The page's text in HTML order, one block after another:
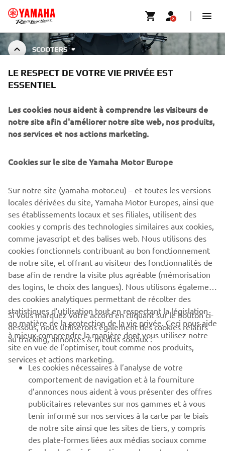
SCOOTERS
PLUS YAMAHA
SUPPORT
NEWSLETTER
Découvrez en exclusivité les dernières offres, les événements
spéciaux, les nouveautés et bien plus encore
S'ABONNER
Lisez notre politique de confidentialité pour savoir comment
nous traitons vos données personnelles :Politique de
Confidentialité
Belgium (French)
LE RESPECT DE VOTRE VIE PRIVÉE EST
ESSENTIEL
Les cookies nous aident à comprendre les visiteurs de
notre site afin d'améliorer notre site web, nos produits,
nos services et nos actions marketing.
Cookies sur le site de Yamaha Motor Europe
Sur notre site (yamaha-motor.eu) – et toutes les versions
locales dérivées du site, Yamaha Motor Europes, ainsi que
ses établissements locaux et ses filiales, utilisent des
cookies y compris des technologies similaires aux cookies,
comme javascript et des balises web. Nous utilisons des
cookies fonctionnels contribuant au bon fonctionnement
de notre site, et offrant au visiteur des fonctionnalités de
base afin de rendre la visite plus agréable (mémorisation
des logins, le choix des langues). Nous utilisons également
des cookies analytiques permettant de récolter des
statistiques d’utilisation tout en respectant la législation
en matière de la protection de la vie privée. Ceci nous aide
à mieux comprendre la manière dont vous utilisez notre
site en vue de l’optimiser, tout comme nos produits,
services et actions marketing.
Si vous marquez votre accord en cliquant sur le bouton ci-
dessous, nous utiliserons également des cookies relatifs
au tracking, annonces & médias sociaux :
Les cookies nécessaires à l’analyse de votre
comportement de navigation et à la fourniture
d’annonces nous aident à vous présenter des offres
publicitaires relevantes sur nos gammes et à vous
tenir informé sur nos services à la carte par le biais
de notre site ainsi que les sites de tiers, y compris
des plate-formes liées aux médias sociaux comme